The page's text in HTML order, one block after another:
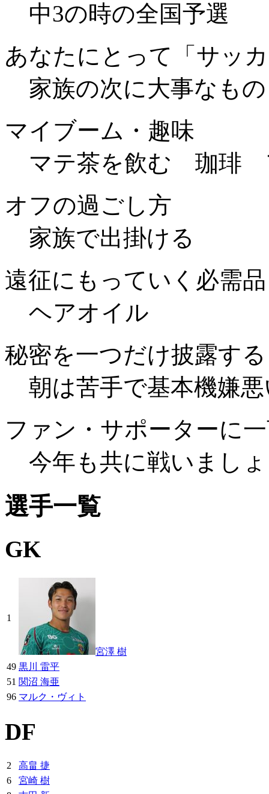
中3の時の全国予選
あなたにとって「サッ
家族の次に大事なもの
マイブーム・趣味
マテ茶を飲む 珈琲
オフの過ごし方
家族で出掛ける
遠征にもっていく必需品
ヘアオイル
秘密を一つだけ披露す
朝は苦手で基本機嫌
ファン・サポーターに
今年も共に戦いまし
選手一覧
GK
1
宮澤 樹
49 黒川 雷平
51 関沼 海亜
96 マルク・ヴィト
DF
2
高畠 捷
6
宮崎 樹